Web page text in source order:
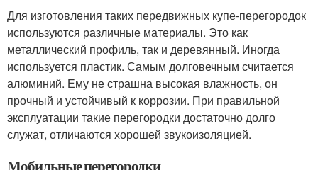
Для изготовления таких передвижных купе-перегородок
используются различные материалы. Это как
металлический профиль, так и деревянный. Иногда
используется пластик. Самым долговечным считается
алюминий. Ему не страшна высокая влажность, он
прочный и устойчивый к коррозии. При правильной
эксплуатации такие перегородки достаточно долго
служат, отличаются хорошей звукоизоляцией.
Мобильные перегородки